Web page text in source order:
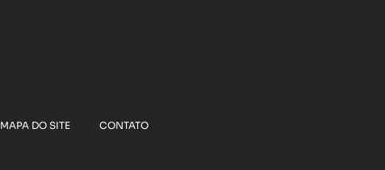
MAPA DO SITE CONTATO